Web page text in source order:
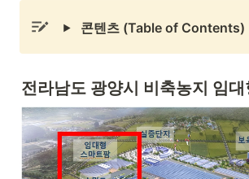
콘텐츠 (Table of Contents)
전라남도 광양시 비축농지 임